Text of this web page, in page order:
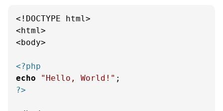
<!DOCTYPE html>
<html>
<body>
<?php
echo
"Hello, World!"
?>